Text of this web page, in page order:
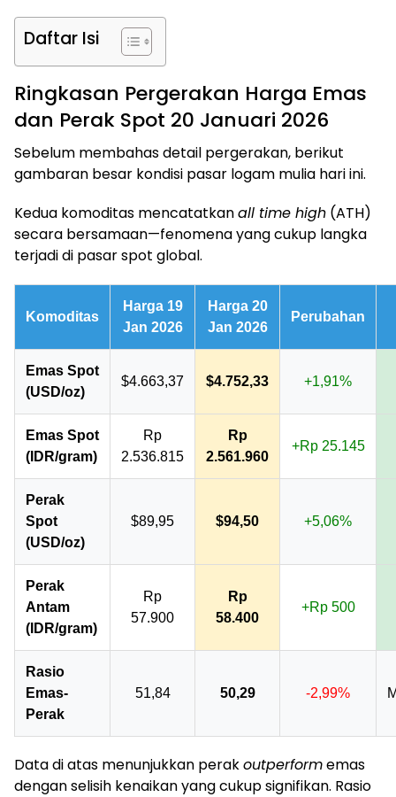
Daftar Isi
Ringkasan Pergerakan Harga Emas
dan Perak Spot 20 Januari 2026
Sebelum membahas detail pergerakan, berikut
gambaran besar kondisi pasar logam mulia hari ini.
Kedua komoditas mencatatkanall time high (ATH)
secara bersamaan—fenomena yang cukup langka
terjadi di pasar spot global.
Komoditas
Harga 19
Jan 2026
Harga 20
Jan 2026
Perubahan
Emas Spot
(USD/oz)
$4.663,37 $4.752,33 +1,91%
Emas Spot
(IDR/gram)
Rp
2.536.815
Rp
2.561.960
+Rp 25.145
Perak
Spot
(USD/oz)
$89,95 $94,50 +5,06%
Perak
Antam
(IDR/gram)
Rp
57.900
Rp
58.400
+Rp 500
Rasio
Emas-
Perak
51,84 50,29 -2,99%
Data di atas menunjukkan perakoutperformemas
dengan selisih kenaikan yang cukup signifikan. Rasio